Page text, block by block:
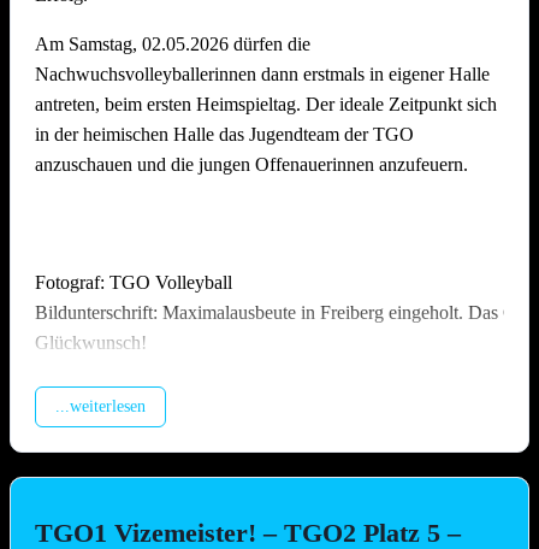
Am Samstag, 02.05.2026 dürfen die
Nachwuchsvolleyballerinnen dann erstmals in eigener Halle
antreten, beim ersten Heimspieltag. Der ideale Zeitpunkt sich
in der heimischen Halle das Jugendteam der TGO
anzuschauen und die jungen Offenauerinnen anzufeuern.
Fotograf: TGO Volleyball
Bildunterschrift: Maximalausbeute in Freiberg eingeholt. Das
Glückwunsch!
...weiterlesen
TGO1 Vizemeister! – TGO2 Platz 5 –